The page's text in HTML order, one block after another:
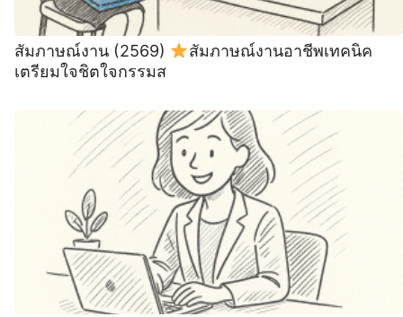
สัมภาษณ์งาน (2569)
สัมภาษณ์งานอาชีพเทคนิค
เตรียมใจชิตใจกรรมส